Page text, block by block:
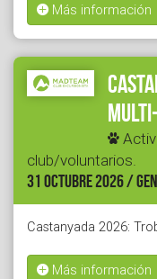
Más información
club/voluntarios.
31 OCTUBRE 2026 /
Castanyada 2026:
Más información